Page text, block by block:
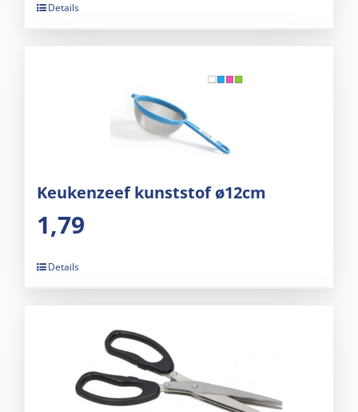
Details
Keukenzeef kunststof ø12cm
1,79
Details